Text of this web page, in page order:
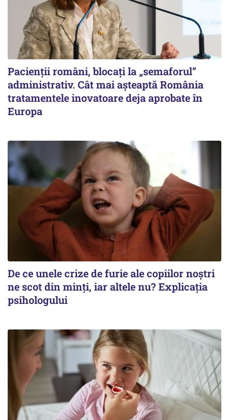
Pacienții români, blocați la „semaforul”
administrativ. Cât mai așteaptă România
tratamentele inovatoare deja aprobate în
Europa
De ce unele crize de furie ale copiilor noștri
ne scot din minți, iar altele nu? Explicația
psihologului